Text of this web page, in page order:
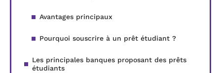
Avantages principaux
Pourquoi souscrire à un prêt étudiant ?
Les principales banques proposant des prêts
étudiants